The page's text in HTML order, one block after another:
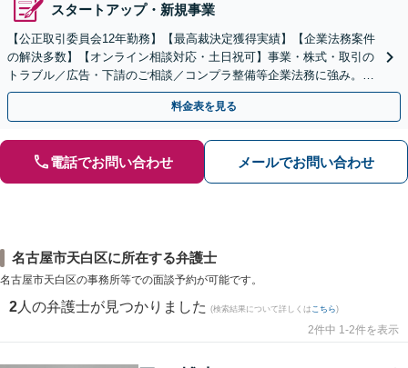
スタートアップ・新規事業
【公正取引委員会12年勤務】【最高裁決定獲得実績】【企業法務案件
の解決多数】【オンライン相談対応・土日祝可】事業・株式・取引の
トラブル／広告・下請のご相談／コンプラ整備等企業法務に強み。株
式の相続／誹謗中傷対策／不動産問題まで幅広く対応！
料金表を見る
電話でお問い合わせ メールでお問い合わせ
名古屋市天白区に所在する弁護士
名古屋市天白区の事務所等での面談予約が可能です。
2 人の弁護士が見つかりました (検索結果について詳しくは こちら)
2件中 1-2件を表示